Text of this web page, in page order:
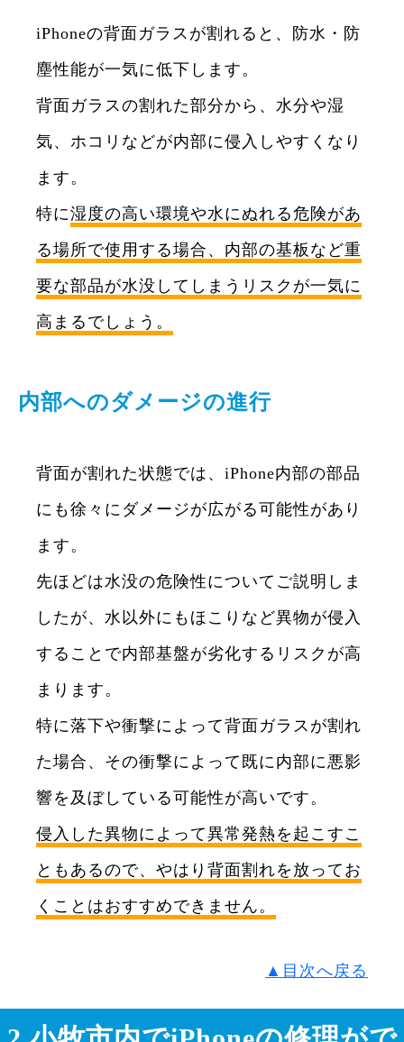
iPhoneの背面ガラスが割れると、防水・防
塵性能が一気に低下します。
背面ガラスの割れた部分から、水分や湿
気、ホコリなどが内部に侵入しやすくなり
ます。
特に湿度の高い環境や水にぬれる危険があ
る場所で使用する場合、内部の基板など重
要な部品が水没してしまうリスクが一気に
高まるでしょう。
内部へのダメージの進行
背面が割れた状態では、iPhone内部の部品
にも徐々にダメージが広がる可能性があり
ます。
先ほどは水没の危険性についてご説明しま
したが、水以外にもほこりなど異物が侵入
することで内部基盤が劣化するリスクが高
まります。
特に落下や衝撃によって背面ガラスが割れ
た場合、その衝撃によって既に内部に悪影
響を及ぼしている可能性が高いです。
侵入した異物によって異常発熱を起こすこ
ともあるので、やはり背面割れを放ってお
くことはおすすめできません。
▲目次へ戻る